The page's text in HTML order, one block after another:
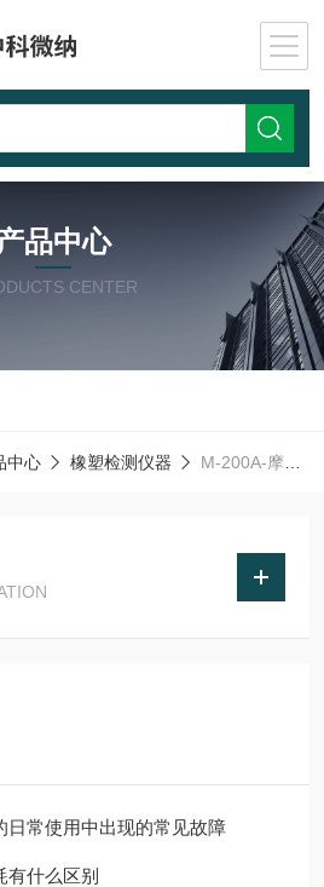
品中心
CENTER
中心 橡塑检测仪器 M-200A-摩擦磨损试验机
日常使用中出现的常见故障
有什么区别